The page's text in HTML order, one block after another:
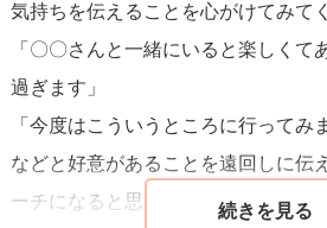
気持ちを伝えることを心がけてみて
「〇〇さんと一緒にいると楽しくて
過ぎます」
「今度はこういうところに行ってみ
などと好意があることを遠回しに伝
ーチになると思います。